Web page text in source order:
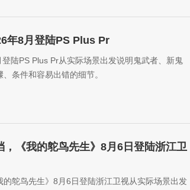
年8月登陆PS Plus Pr
陆PS Plus Pr从实际场景出发说明鬼武者、新鬼
条件和容易出错的细节。
，《我的鸵鸟先生》8月6日登陆浙江卫
鸵鸟先生》8月6日登陆浙江卫视从实际场景出发